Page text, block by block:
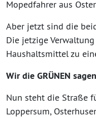
Mopedfahrer aus
Aber jetzt sind die
Die jetzige
Haushaltsmittel zu
Wir die GRÜNEN
Nun steht die Straße
Loppersum,